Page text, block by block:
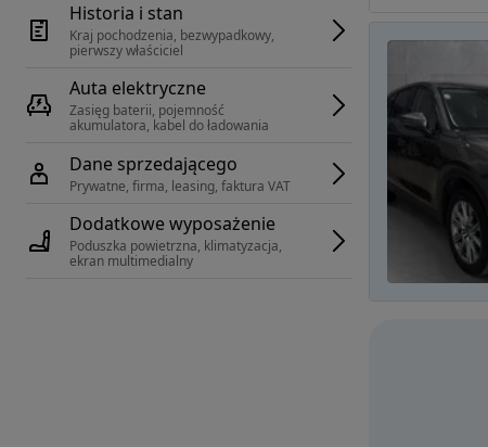
Historia i stan
Kraj pochodzenia, bezwypadkowy,
pierwszy właściciel
Auta elektryczne
Zasięg baterii, pojemność
akumulatora, kabel do ładowania
Dane sprzedającego
Prywatne, firma, leasing, faktura VAT
Dodatkowe wyposażenie
Poduszka powietrzna, klimatyzacja,
ekran multimedialny